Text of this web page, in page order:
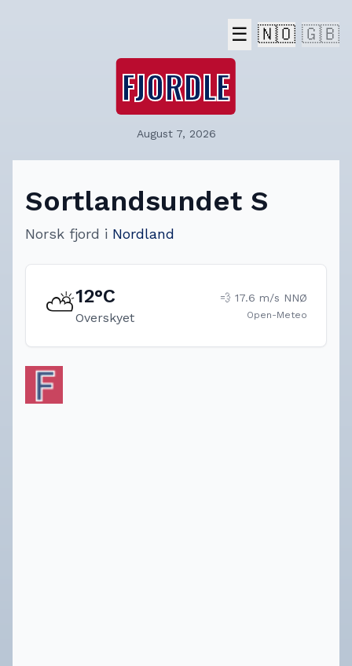
☰ 🇳🇴 🇬🇧
FJORDLE
August 7, 2026
Sortlandsundet S
Norsk fjord i Nordland
⛅12°C
Overskyet
💨 17.6 m/s NNØ
Open-Meteo